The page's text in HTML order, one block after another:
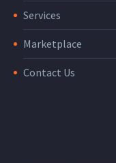
Services
Marketplace
Contact Us